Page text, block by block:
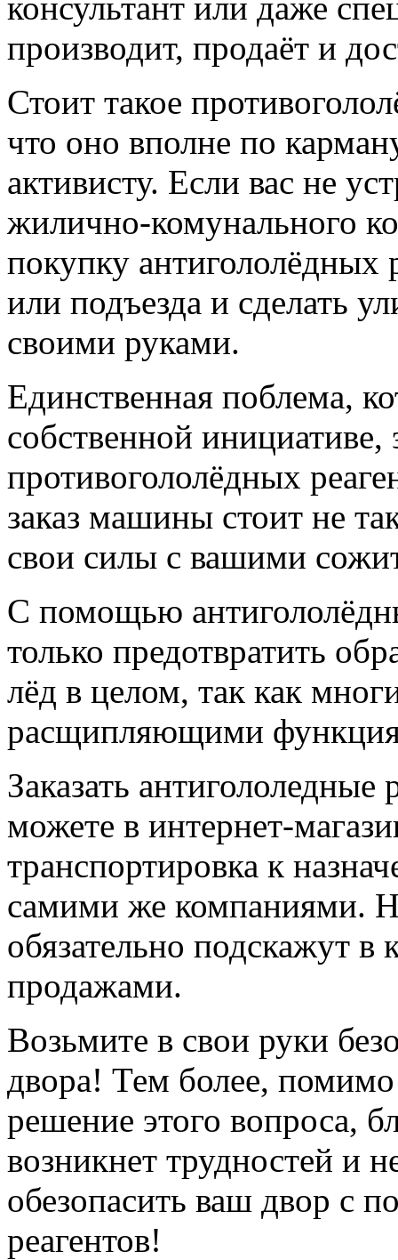
производит, продаёт и
Стоит такое
что оно вполне по
активисту. Если вас не
жилично-комунального
покупку антигололёдных
или подъезда и сделать
своими руками.
Единственная поблема,
собственной инициативе,
противогололёдных
заказ машины стоит не
свои силы с вашими
С помощью
только предотвратить
лёд в целом, так как
расщипляющими
Заказать антигололедные
можете в интернет-
транспортировка к
самими же компаниями.
обязательно подскажут
продажами.
Возьмите в свои руки
двора! Тем более,
решение этого вопроса,
возникнет трудностей и
обезопасить ваш двор с
реагентов!